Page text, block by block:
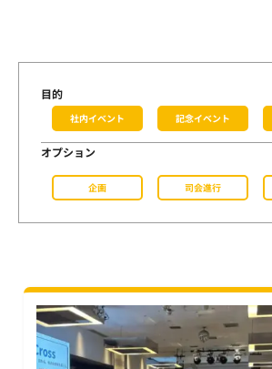
社員交流イベント企画
企業パーティプロデュース
資料をダウンロード
無料で相談する
目的
社内イベント 記念イベント
オプション
企画 司会進行